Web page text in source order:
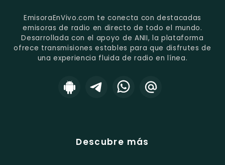
EmisoraEnVivo.com te conecta con destacadas
emisoras de radio en directo de todo el mundo.
Desarrollada con el apoyo de ANII, la plataforma
ofrece transmisiones estables para que disfrutes de
una experiencia fluida de radio en línea.
Descubre más